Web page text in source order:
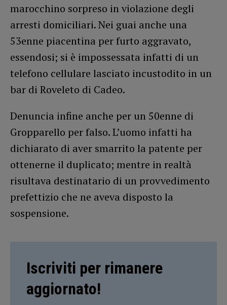
marocchino sorpreso in violazione degli
arresti domiciliari. Nei guai anche una
53enne piacentina per furto aggravato,
essendosi; si è impossessata infatti di un
telefono cellulare lasciato incustodito in un
bar di Roveleto di Cadeo.
Denuncia infine anche per un 50enne di
Gropparello per falso. L’uomo infatti ha
dichiarato di aver smarrito la patente per
ottenerne il duplicato; mentre in realtà
risultava destinatario di un provvedimento
prefettizio che ne aveva disposto la
sospensione.
Iscriviti per rimanere
aggiornato!